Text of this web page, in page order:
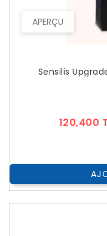
APERÇU
Sensilis
120,400